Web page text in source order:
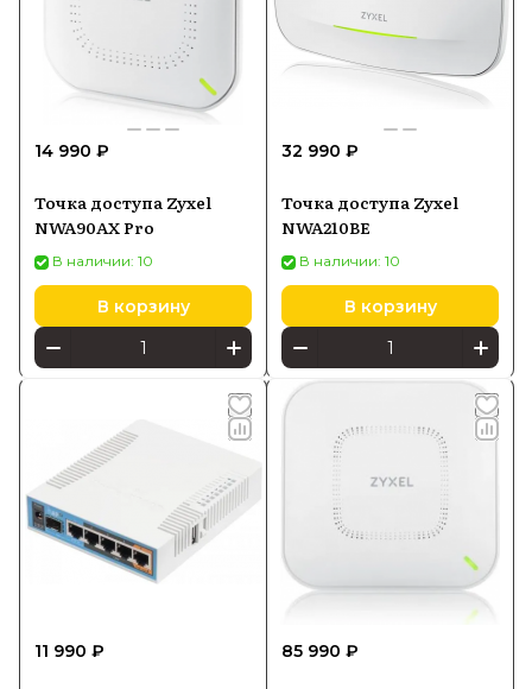
14 990 ₽
Точка доступа Zyxel
NWA90AX Pro
В наличии: 10
В корзину
32 990 ₽
Точка доступа Zyxel
NWA210BE
В наличии: 10
В корзину
11 990 ₽ 85 990 ₽